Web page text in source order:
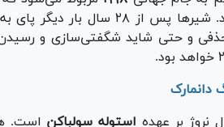
جمع ۱۶ تیم برتر برسند.
حذفی و حتی شاید شگفتی‌سازی و
دانمارک
نروژ بر عهده استوله سولباکن است.